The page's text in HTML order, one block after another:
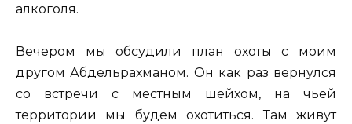
алкоголя.
Вечером мы обсудили план охоты с моим
другом Абдельрахманом. Он как раз вернулся
со встречи с местным шейхом, на чьей
территории мы будем охотиться. Там живут